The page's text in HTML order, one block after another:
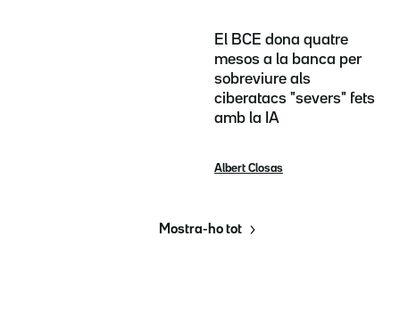
El BCE dona quatre
mesos a la banca per
sobreviure als
ciberatacs "severs" fets
amb la IA
Albert Closas
Mostra-ho tot